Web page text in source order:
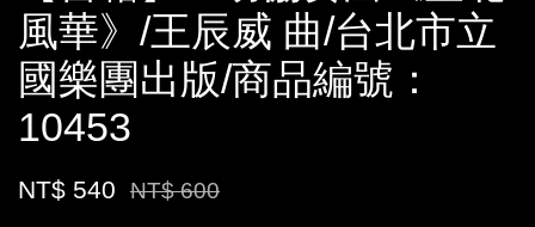
風華》/王辰威 曲/台北市立
國樂團出版/商品編號：
10453
NT$ 540 NT$ 600